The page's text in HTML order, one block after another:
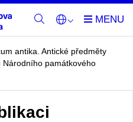
antika. Antické předměty
Národního památkového